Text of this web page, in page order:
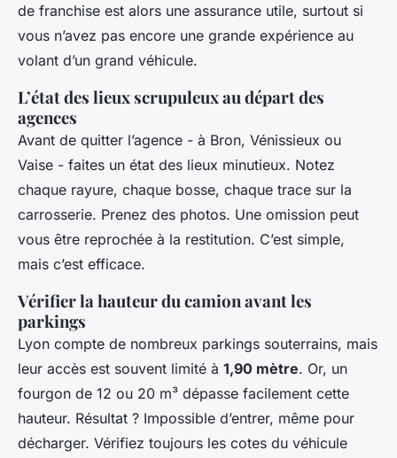
de franchise est alors une assurance utile, surtout si
vous n’avez pas encore une grande expérience au
volant d’un grand véhicule.
L’état des lieux scrupuleux au départ des
agences
Avant de quitter l’agence - à Bron, Vénissieux ou
Vaise - faites un état des lieux minutieux. Notez
chaque rayure, chaque bosse, chaque trace sur la
carrosserie. Prenez des photos. Une omission peut
vous être reprochée à la restitution. C’est simple,
mais c’est efficace.
Vérifier la hauteur du camion avant les
parkings
Lyon compte de nombreux parkings souterrains, mais
leur accès est souvent limité à 1,90 mètre. Or, un
fourgon de 12 ou 20 m³ dépasse facilement cette
hauteur. Résultat ? Impossible d’entrer, même pour
décharger. Vérifiez toujours les cotes du véhicule